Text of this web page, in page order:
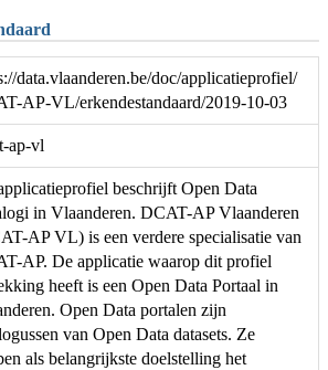
data.vlaanderen.be/doc/applicatieprofiel/
AP-VL/erkendestandaard/2019-10-03
ap-vl
beschrijft Open Data
in Vlaanderen. DCAT-AP Vlaanderen
AP VL) is een verdere specialisatie van
AP. De applicatie waarop dit profiel
heeft is een Open Data Portaal in
Open Data portalen zijn
van Open Data datasets. Ze
als belangrijkste doelstelling het